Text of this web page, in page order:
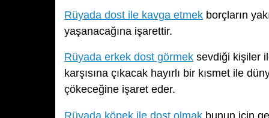
Rüyada dost ile kavga etmek borçların
yaşanacağına işarettir.
Rüyada erkek dost görmek sevdiği kişiler
karşısına çıkacak hayırlı bir kısmet ile
çökeceğine işaret eder.
Rüyada köpek ile dost olmak bunun için